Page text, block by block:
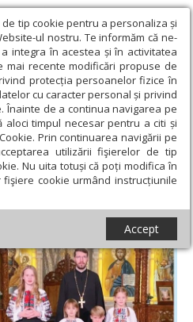
tip cookie pentru a personaliza și
ul nostru. Te informăm că ne-
integra în acestea și în activitatea
mai recente modificări propuse de
protecția persoanelor fizice în
cu caracter personal și privind
Înainte de a continua navigarea pe
aloci timpul necesar pentru a citi și
Prin continuarea navigării pe
utilizării fişierelor de tip
Nu uita totuși că poți modifica în
cookie urmând instrucțiunile
Accept
› An omagial › Cântare
în Germania
pentru Dumnezeu, în